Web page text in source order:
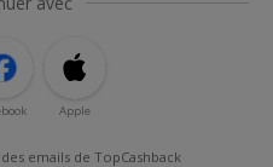
Apple
emails de TopCashback